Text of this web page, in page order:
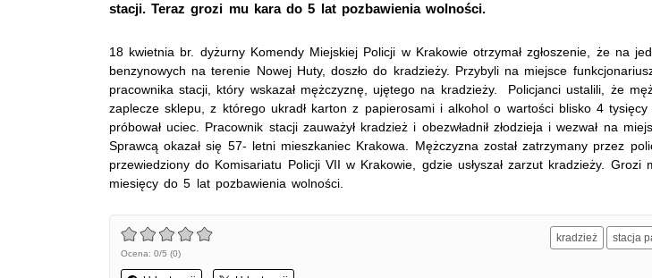
stacji. Teraz grozi mu kara do 5 lat pozbawienia wolności.
18 kwietnia br. dyżurny Komendy Miejskiej Policji w Krakowie otrzymał zgłoszenie, że na
benzynowych na terenie Nowej Huty, doszło do kradzieży. Przybyli na miejsce
pracownika stacji, który wskazał mężczyznę, ujętego na kradzieży. Policjanci ustalili, że
zaplecze sklepu, z którego ukradł karton z papierosami i alkohol o wartości blisko 4 tysięcy
próbował uciec. Pracownik stacji zauważył kradzież i obezwładnił złodzieja i wezwał na
Sprawcą okazał się 57- letni mieszkaniec Krakowa. Mężczyzna został zatrzymany przez
przewiedziony do Komisariatu Policji VII w Krakowie, gdzie usłyszał zarzut kradzieży. Grozi
miesięcy do 5 lat pozbawienia wolności.
Ocena: 0/5 (0)
kradzież stacja